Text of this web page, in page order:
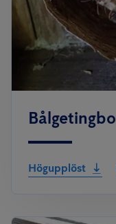
Bålgetingbo
Högupplöst